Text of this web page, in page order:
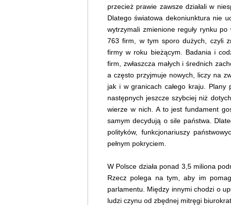
przecież prawie zawsze działali w
Dlatego światowa dekoniunktura nie
wytrzymali zmienione reguły rynku
763 firm, w tym sporo dużych, czyli
firmy w roku bieżącym. Badania i
firm, zwłaszcza małych i średnich
a często przyjmuje nowych, liczy na
jak i w granicach całego kraju.
następnych jeszcze szybciej niż
wierze w nich. A to jest fundament
samym decydują o sile państwa.
polityków, funkcjonariuszy
pełnym pokryciem.
W Polsce działa ponad 3,5 miliona
Rzecz polega na tym, aby im
parlamentu. Między innymi chodzi o
ludzi czynu od zbędnej mitręgi